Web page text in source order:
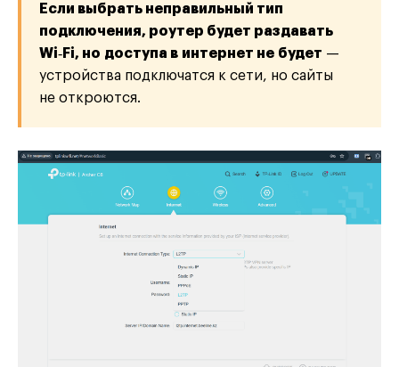
Если выбрать неправильный тип
подключения, роутер будет раздавать
Wi‑Fi, но доступа в интернет не будет —
устройства подключатся к сети, но сайты
не откроются.